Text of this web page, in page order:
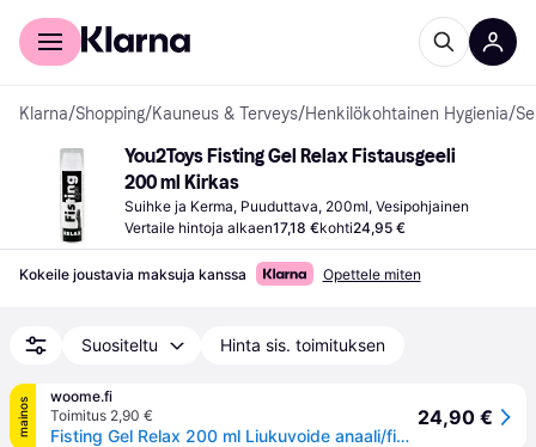
Kuluttajille
Klarna/Shopping/Kauneus & Terveys/Henkilökohtainen Hygienia/
You2Toys Fisting Gel Relax Fistausgeeli
200 ml Kirkas
Suihke ja Kerma, Puuduttava, 200ml, Vesipohjainen
Vertaile hintoja alkaen17,18 €kohti24,95 €
Kokeile joustavia maksuja kanssa Opettele miten
Suositeltu Hinta sis. toimituksen
mainos
woome.fi
Toimitus 2,90 €
Fisting Gel Relax 200 ml Liukuvoide anaali/fisting
24,90 €